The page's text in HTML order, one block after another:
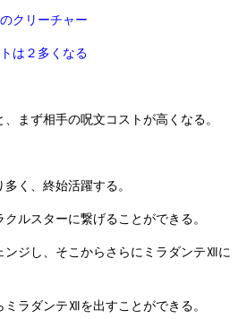
クリーチャー
は２多くなる
まず相手の呪文コストが高くなる。
く、終始活躍する。
ルスターに繋げることができる。
ンジし、そこからさらにミラダンテⅫに
ラダンテⅫを出すことができる。